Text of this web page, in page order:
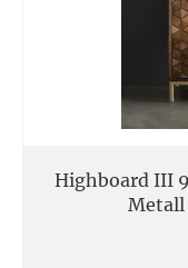
Highboard III
Metall